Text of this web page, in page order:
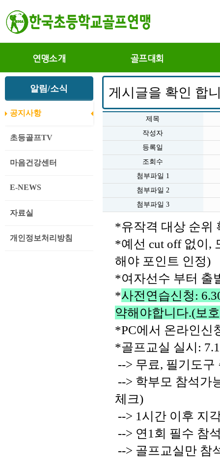
연맹소개 골프대회
알림/소식
공지사항
초등골프TV
마음건강센터
E-NEWS
자료실
개인정보처리방침
게시글을 확인 합
제목
작성자
등록일
조회수
첨부파일 1
첨부파일 2
첨부파일 3
*유작격 대상 순위
*예선 cut off 없이,
해야 포인트 인정)
*여자선수 부터 출
*사전연습신청:
약해야합니다.(보
*PC에서 온라인신
*골프교실 실시:
--> 무료, 필기도구
--> 학부모 참석가
체크)
--> 1시간 이후 지
--> 연1회 필수 참
--> 골프교실만 참